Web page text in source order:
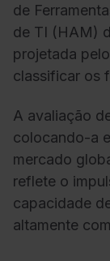
de
de TI (HAM)
projetada
classificar os
A avaliação
colocando-a
mercado
reflete o
capacidade
altamente